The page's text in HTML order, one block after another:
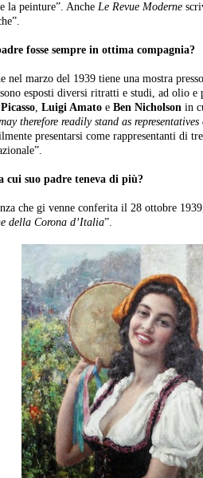
la peinture”. Anche Le Revue Moderne
fosse sempre in ottima compagnia?
nel marzo del 1939 tiene una mostra
esposti diversi ritratti e studi, ad olio e
, Luigi Amato e Ben Nicholson in
therefore readily stand as
presentarsi come rappresentanti di
cui suo padre teneva di più?
che gi venne conferita il 28 ottobre
della Corona d’Italia”.